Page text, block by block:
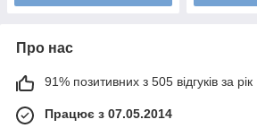
Про нас
91% позитивних з 505 відгуків за рік
Працює з 07.05.2014